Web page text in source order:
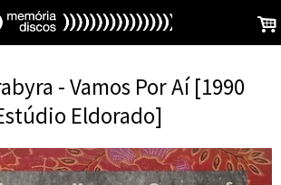
.
- Vamos Por Aí [1990
Eldorado]